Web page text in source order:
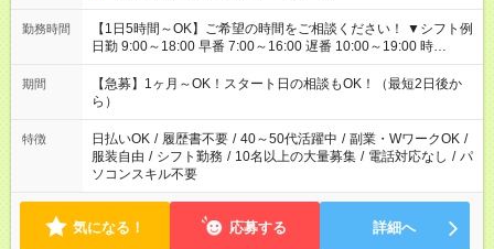
勤務時間
【1日5時間～OK】ご希望の時間をご相談ください！ ▼シフト例
日勤 9:00～18:00 早番 7:00～16:00 遅番 10:00～19:00 時
短 10:00～15:00 上記はあくまで一例です。 「夕方までには帰宅
しておきたい」 「朝はゆっくりのスタートがいい」 「お昼の時
間を有効に使いたい」 など、ご希望があれば教えてください
ね。
期間
【急募】1ヶ月～OK！スタート日の相談もOK！（最短2日後か
ら）
特徴 日払いOK / 履歴書不要 / 40～50代活躍中 / 副業・WワークOK /
服装自由 / シフト勤務 / 10名以上の大量募集 / 電話対応なし / パ
ソコンスキル不要
気になる！ 応募する 詳細へ